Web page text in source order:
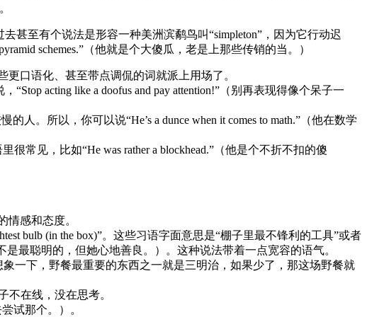
甚至有个说法是形容一种美洲滨鹬鸟叫“simpleton”，因为它行动迟
schemes.”（他就是个大傻瓜，老是上那些传销的当。）
口语化、甚至带点调侃的词就派上用场了。
acting like a doofus and pay attention!”（别再表现得像个呆子一
。所以，你可以说“He’s a dunce when it comes to math.”（他在数学
很常见，比如“He was rather a blockhead.”（他是个不折不扣的傻
情感和态度。
bulb (in the box)”。这些习语字面意思是“棚子里最不锋利的工具”或者
不是最聪明的，但她心地善良。）。这种说法带着一点宽容的语气。
象一下，野餐最重要的东西之一就是三明治，如果少了，那这场野餐就
不在线，没在思考。
试那个。）。